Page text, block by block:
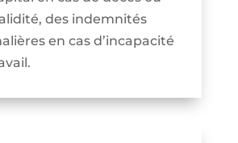
des indemnités
en cas d’incapacité